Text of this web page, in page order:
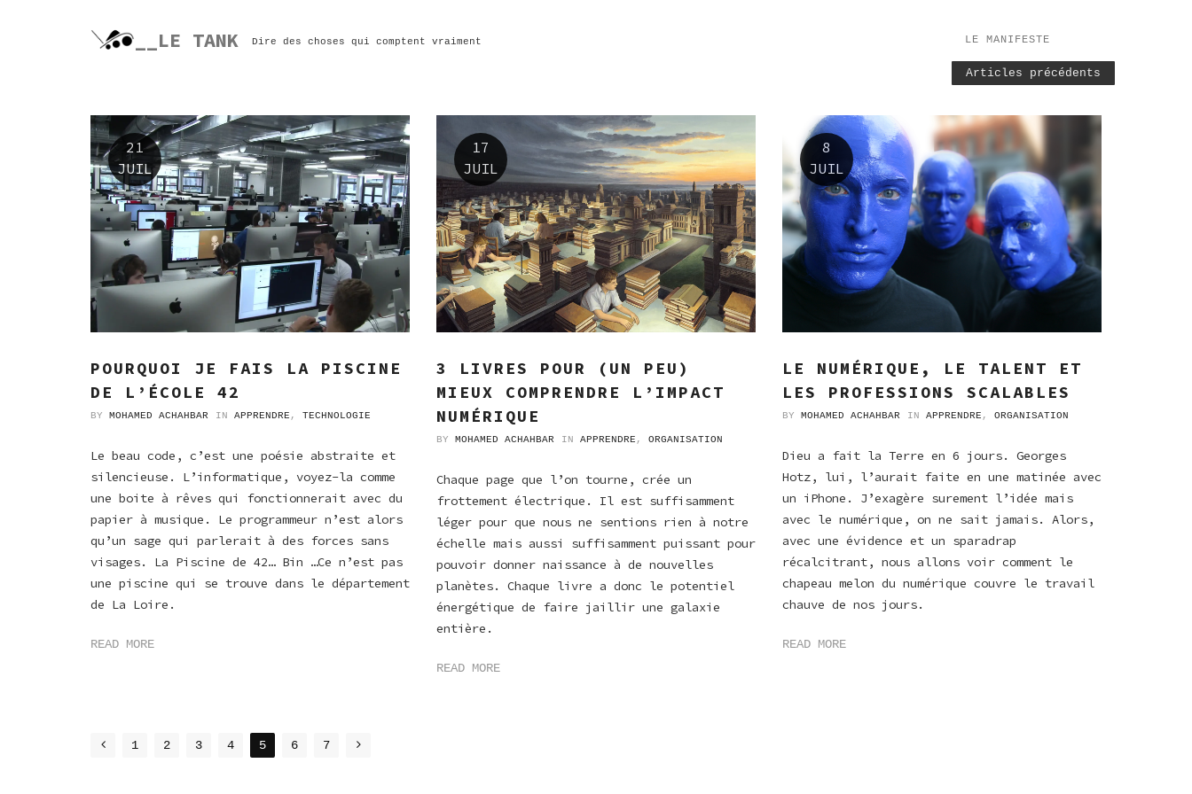
__LE TANK Dire des choses qui comptent vraiment LE MANIFESTE
Articles précédents
21
JUIL
POURQUOI JE FAIS LA PISCINE
DE L’ÉCOLE 42
BY MOHAMED ACHAHBAR IN APPRENDRE , TECHNOLOGIE
Le beau code, c’est une poésie abstraite et
silencieuse. L’informatique, voyez-la comme
une boite à rêves qui fonctionnerait avec du
papier à musique. Le programmeur n’est alors
qu’un sage qui parlerait à des forces sans
visages. La Piscine de 42… Bin …Ce n’est pas
une piscine qui se trouve dans le département
de La Loire.
READ MORE
17
JUIL
3 LIVRES POUR (UN PEU)
MIEUX COMPRENDRE L’IMPACT
NUMÉRIQUE
BY MOHAMED ACHAHBAR IN APPRENDRE , ORGANISATION
Chaque page que l’on tourne, crée un
frottement électrique. Il est suffisamment
léger pour que nous ne sentions rien à notre
échelle mais aussi suffisamment puissant pour
pouvoir donner naissance à de nouvelles
planètes. Chaque livre a donc le potentiel
énergétique de faire jaillir une galaxie
entière.
READ MORE
8
JUIL
LE NUMÉRIQUE, LE TALENT ET
LES PROFESSIONS SCALABLES
BY MOHAMED ACHAHBAR IN APPRENDRE , ORGANISATION
Dieu a fait la Terre en 6 jours. Georges
Hotz, lui, l’aurait faite en une matinée avec
un iPhone. J’exagère surement l’idée mais
avec le numérique, on ne sait jamais. Alors,
avec une évidence et un sparadrap
récalcitrant, nous allons voir comment le
chapeau melon du numérique couvre le travail
chauve de nos jours.
READ MORE
NAVIGATION
1 2 3 4 5 6 7